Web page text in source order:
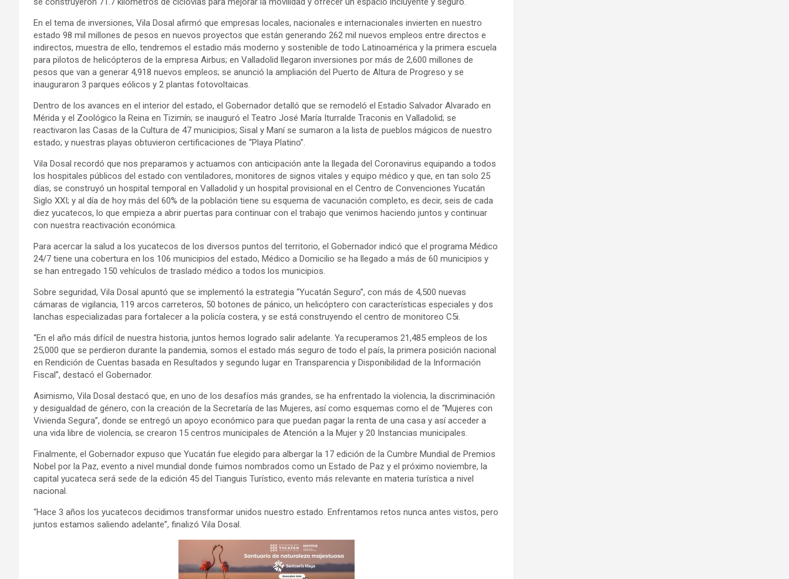
En el tema de inversiones, Vila Dosal afirmó que empresas locales, nacionales e internacionales invierten en nuestro
estado 98 mil millones de pesos en nuevos proyectos que están generando 262 mil nuevos empleos entre directos e
indirectos, muestra de ello, tendremos el estadio más moderno y sostenible de todo Latinoamérica y la primera escuela
para pilotos de helicópteros de la empresa Airbus; en Valladolid llegaron inversiones por más de 2,600 millones de
pesos que van a generar 4,918 nuevos empleos; se anunció la ampliación del Puerto de Altura de Progreso y se
inauguraron 3 parques eólicos y 2 plantas fotovoltaicas.
Dentro de los avances en el interior del estado, el Gobernador detalló que se remodeló el Estadio Salvador Alvarado en
Mérida y el Zoológico la Reina en Tizimín; se inauguró el Teatro José María Iturralde Traconis en Valladolid; se
reactivaron las Casas de la Cultura de 47 municipios; Sisal y Maní se sumaron a la lista de pueblos mágicos de nuestro
estado; y nuestras playas obtuvieron certificaciones de “Playa Platino”.
Vila Dosal recordó que nos preparamos y actuamos con anticipación ante la llegada del Coronavirus equipando a todos
los hospitales públicos del estado con ventiladores, monitores de signos vitales y equipo médico y que, en tan solo 25
días, se construyó un hospital temporal en Valladolid y un hospital provisional en el Centro de Convenciones Yucatán
Siglo XXI; y al día de hoy más del 60% de la población tiene su esquema de vacunación completo, es decir, seis de cada
diez yucatecos, lo que empieza a abrir puertas para continuar con el trabajo que venimos haciendo juntos y continuar
con nuestra reactivación económica.
Para acercar la salud a los yucatecos de los diversos puntos del territorio, el Gobernador indicó que el programa Médico
24/7 tiene una cobertura en los 106 municipios del estado, Médico a Domicilio se ha llegado a más de 60 municipios y
se han entregado 150 vehículos de traslado médico a todos los municipios.
Sobre seguridad, Vila Dosal apuntó que se implementó la estrategia “Yucatán Seguro”, con más de 4,500 nuevas
cámaras de vigilancia, 119 arcos carreteros, 50 botones de pánico, un helicóptero con características especiales y dos
lanchas especializadas para fortalecer a la policía costera, y se está construyendo el centro de monitoreo C5i.
“En el año más difícil de nuestra historia, juntos hemos logrado salir adelante. Ya recuperamos 21,485 empleos de los
25,000 que se perdieron durante la pandemia, somos el estado más seguro de todo el país, la primera posición nacional
en Rendición de Cuentas basada en Resultados y segundo lugar en Transparencia y Disponibilidad de la Información
Fiscal”, destacó el Gobernador.
Asimismo, Vila Dosal destacó que, en uno de los desafíos más grandes, se ha enfrentado la violencia, la discriminación
y desigualdad de género, con la creación de la Secretaría de las Mujeres, así como esquemas como el de “Mujeres con
Vivienda Segura”, donde se entregó un apoyo económico para que puedan pagar la renta de una casa y así acceder a
una vida libre de violencia, se crearon 15 centros municipales de Atención a la Mujer y 20 Instancias municipales.
Finalmente, el Gobernador expuso que Yucatán fue elegido para albergar la 17 edición de la Cumbre Mundial de Premios
Nobel por la Paz, evento a nivel mundial donde fuimos nombrados como un Estado de Paz y el próximo noviembre, la
capital yucateca será sede de la edición 45 del Tianguis Turístico, evento más relevante en materia turística a nivel
nacional.
“Hace 3 años los yucatecos decidimos transformar unidos nuestro estado. Enfrentamos retos nunca antes vistos, pero
juntos estamos saliendo adelante”, finalizó Vila Dosal.